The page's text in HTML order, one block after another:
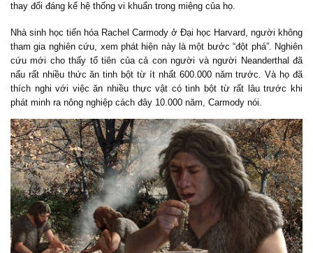
thay đổi đáng kể hệ thống vi khuẩn trong miệng của họ.
Nhà sinh học tiến hóa Rachel Carmody ở Đại học Harvard, người không
tham gia nghiên cứu, xem phát hiện này là một bước “đột phá”. Nghiên
cứu mới cho thấy tổ tiên của cả con người và người Neanderthal đã
nấu rất nhiều thức ăn tinh bột từ ít nhất 600.000 năm trước. Và họ đã
thích nghi với việc ăn nhiều thực vật có tinh bột từ rất lâu trước khi
phát minh ra nông nghiệp cách đây 10.000 năm, Carmody nói.